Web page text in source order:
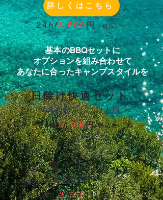
詳しくはこちら
24h/5,500円（税込）~
基本のBBQセットに
オプションを組み合わせて
あなたに合ったキャンプスタイルを
日除け快適セット
沖縄の日差しは殺人級
24h/5,500円(税込)~
焚火セット
キャンプの必須アイテムとして
24h/2,750円(税込)~